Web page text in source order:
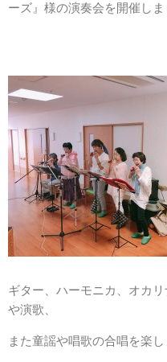
宥和の介護サービス
特別養護老人ホームトマト村
ケアハウストマト村（特定施設
ーズ』様の演奏会を開催しま
ギター、ハーモニカ、オカ
や演歌、
また童謡や唱歌の合唱を楽